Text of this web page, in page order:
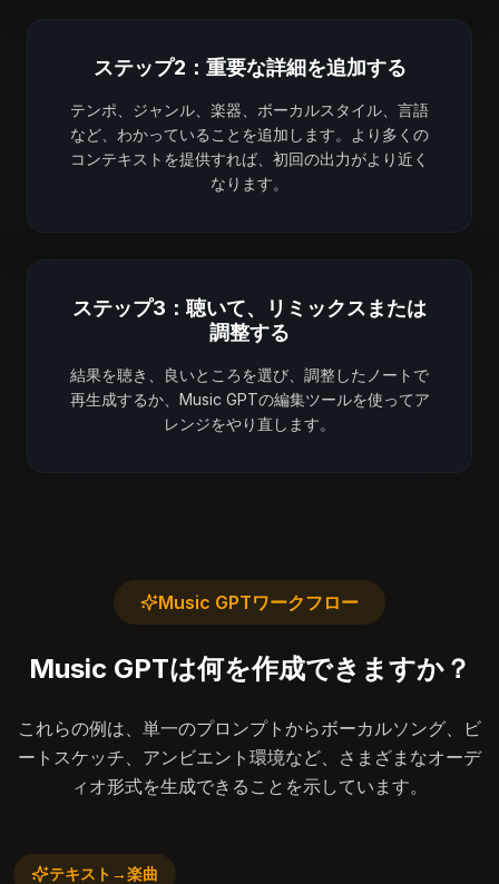
ステップ2：重要な詳細を追加する
テンポ、ジャンル、楽器、ボーカルスタイル、言語
など、わかっていることを追加します。より多くの
コンテキストを提供すれば、初回の出力がより近く
なります。
ステップ3：聴いて、リミックスまたは
調整する
結果を聴き、良いところを選び、調整したノートで
再生成するか、Music GPTの編集ツールを使ってア
レンジをやり直します。
Music GPTワークフロー
Music GPTは何を作成できますか？
これらの例は、単一のプロンプトからボーカルソング、ビ
ートスケッチ、アンビエント環境など、さまざまなオーデ
ィオ形式を生成できることを示しています。
テキスト→楽曲